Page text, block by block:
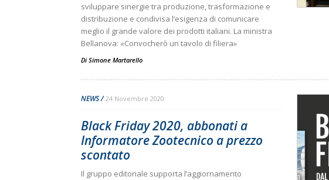
sviluppare sinergie tra produzione, trasformazione e
distribuzione e condivisa l’esigenza di comunicare
meglio il grande valore dei prodotti italiani. La ministra
Bellanova: «Convocherò un tavolo di filiera»
Di Simone Martarello
NEWS 24 Novembre 2020
Black Friday 2020, abbonati a
Informatore Zootecnico a prezzo
scontato
Il gruppo editoriale supporta l’aggiornamento